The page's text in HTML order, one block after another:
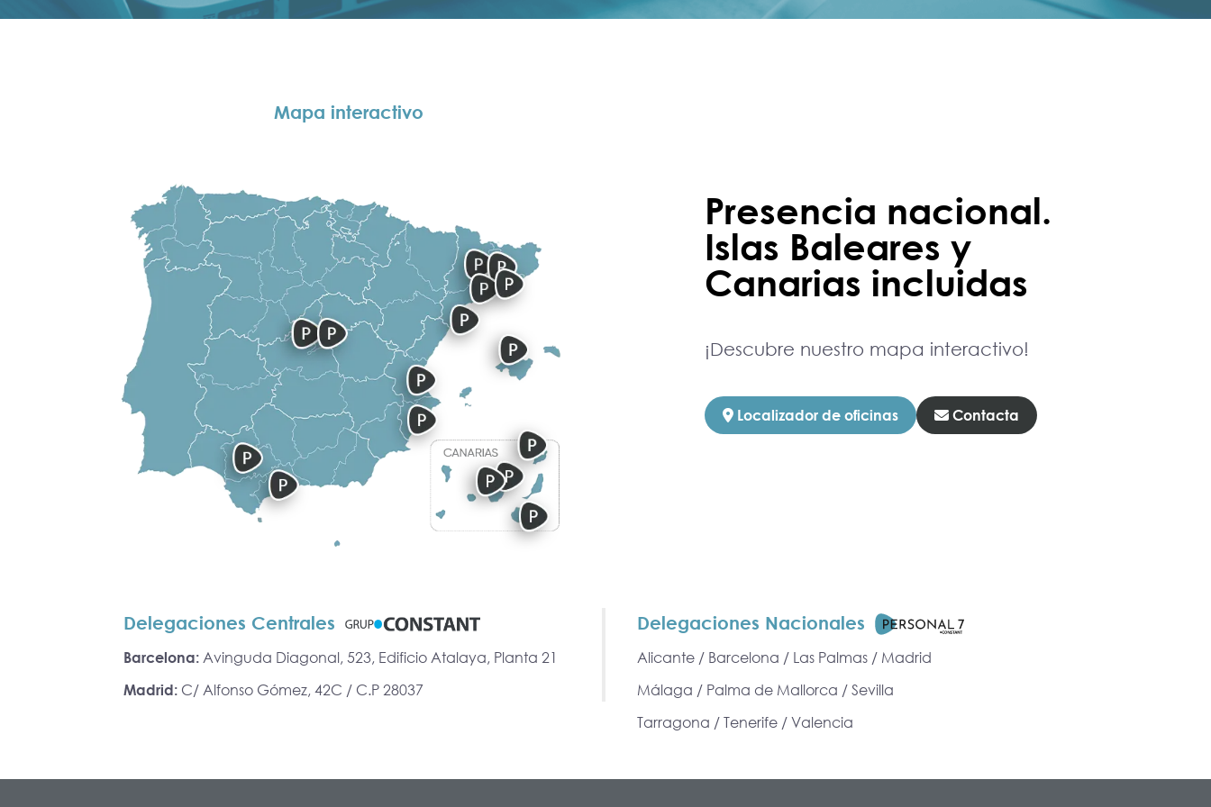
Mapa interactivo
Presencia nacional.
Islas Baleares y
Canarias incluidas
¡Descubre nuestro mapa interactivo!
Localizador de oficinas Contacta
Delegaciones Centrales
Barcelona: Avinguda Diagonal, 523, Edificio Atalaya, Planta 21
Madrid: C/ Alfonso Gómez, 42C / C.P 28037
Delegaciones Nacionales
Alicante / Barcelona / Las Palmas / Madrid
Málaga / Palma de Mallorca / Sevilla
Tarragona / Tenerife / Valencia